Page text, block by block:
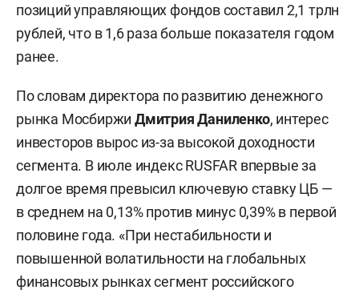
позиций управляющих фондов составил 2,1 трлн
рублей, что в 1,6 раза больше показателя годом
ранее.
По словам директора по развитию денежного
рынка МосбиржиДмитрия Даниленко, интерес
инвесторов вырос из-за высокой доходности
сегмента. В июле индекс RUSFAR впервые за
долгое время превысил ключевую ставку ЦБ —
в среднем на 0,13% против минус 0,39% в первой
половине года. «При нестабильности и
повышенной волатильности на глобальных
финансовых рынках сегмент российского